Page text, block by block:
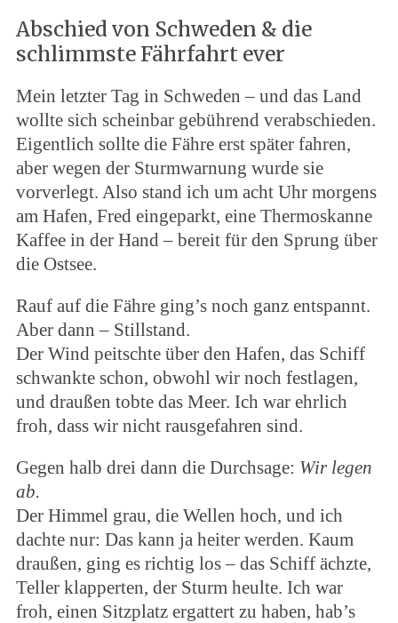
Abschied von Schweden & die
schlimmste Fährfahrt ever
Mein letzter Tag in Schweden – und das Land
wollte sich scheinbar gebührend verabschieden.
Eigentlich sollte die Fähre erst später fahren,
aber wegen der Sturmwarnung wurde sie
vorverlegt. Also stand ich um acht Uhr morgens
am Hafen, Fred eingeparkt, eine Thermoskanne
Kaffee in der Hand – bereit für den Sprung über
die Ostsee.
Rauf auf die Fähre ging’s noch ganz entspannt.
Aber dann – Stillstand.
Der Wind peitschte über den Hafen, das Schiff
schwankte schon, obwohl wir noch festlagen,
und draußen tobte das Meer. Ich war ehrlich
froh, dass wir nicht rausgefahren sind.
Gegen halb drei dann die Durchsage: Wir legen
ab.
Der Himmel grau, die Wellen hoch, und ich
dachte nur: Das kann ja heiter werden. Kaum
draußen, ging es richtig los – das Schiff ächzte,
Teller klapperten, der Sturm heulte. Ich war
froh, einen Sitzplatz ergattert zu haben, hab’s